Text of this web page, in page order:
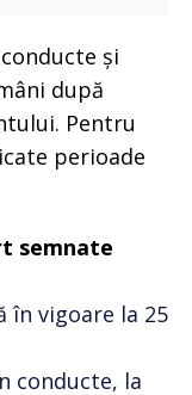
și
după
Pentru
perioade
semnate
în vigoare la 25
conducte, la